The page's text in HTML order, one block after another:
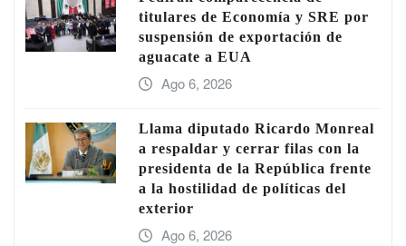
titulares de Economía y SRE por
suspensión de exportación de
aguacate a EUA
Ago 6, 2026
Llama diputado Ricardo Monreal
a respaldar y cerrar filas con la
presidenta de la República frente
a la hostilidad de políticas del
exterior
Ago 6, 2026